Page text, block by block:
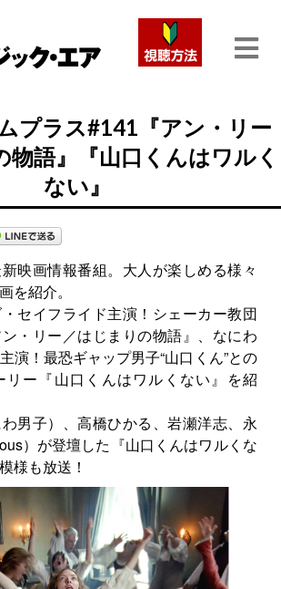
プラス#141『アン・リー
物語』『山口くんはワルく
ない』
映画情報番組。大人が楽しめる様々
を紹介。
セイフライド主演！シェーカー教団
・リー／はじまりの物語』、なにわ
演！最恐ギャップ男子“山口くん”との
リー『山口くんはワルくない』を紹
男子）、高橋ひかる、岩瀬洋志、永
）が登壇した『山口くんはワルくな
様も放送！